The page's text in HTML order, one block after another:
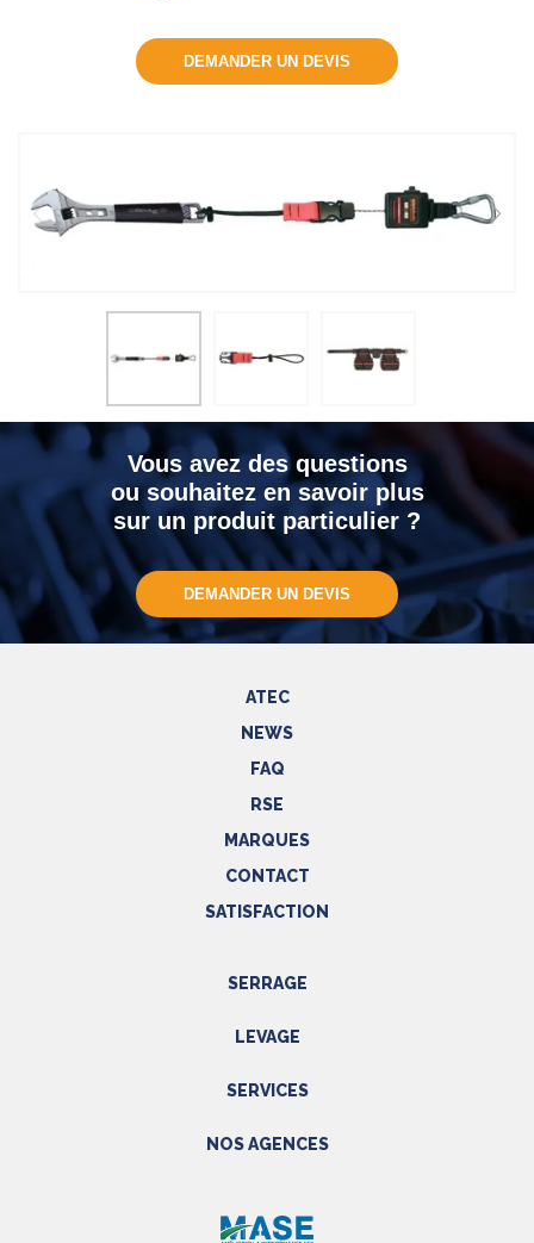
DEMANDER UN DEVIS
Vous avez des questions
ou souhaitez en savoir plus
sur un produit particulier ?
DEMANDER UN DEVIS
ATEC
NEWS
FAQ
RSE
MARQUES
CONTACT
SATISFACTION
SERRAGE
Outils électriques
LEVAGE
EPI
SERVICES
Réparations
NOS AGENCES
NORD